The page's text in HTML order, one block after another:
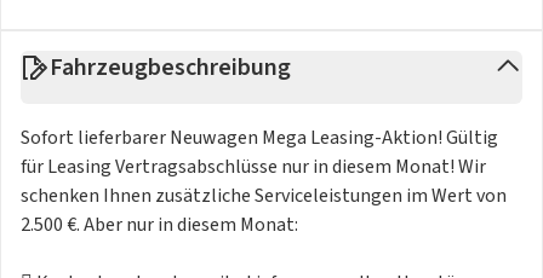
Fahrzeugbeschreibung
Sofort lieferbarer Neuwagen Mega Leasing-Aktion! Gültig
für Leasing Vertragsabschlüsse nur in diesem Monat! Wir
schenken Ihnen zusätzliche Serviceleistungen im Wert von
2.500 €. Aber nur in diesem Monat: